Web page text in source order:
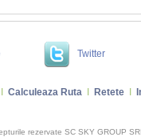
Twitter
Calculeaza Ruta Retete
rezervate SC SKY GROUP